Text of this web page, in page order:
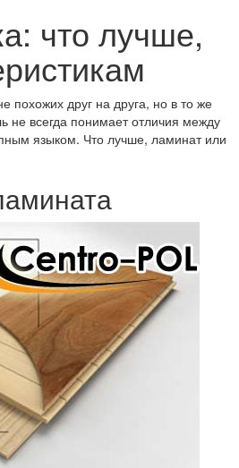
что лучше,
похожих друг на друга, но в то же
не всегда понимает отличия между
языком. Что лучше, ламинат или